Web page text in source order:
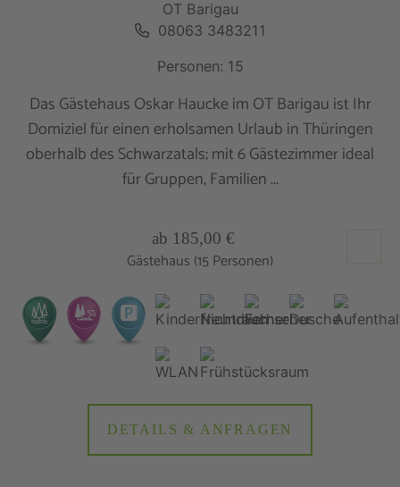
OT Barigau
08063 3483211
Personen: 15
Das Gästehaus Oskar Haucke im OT Barigau ist Ihr
Domiziel für einen erholsamen Urlaub in Thüringen
oberhalb des Schwarzatals; mit 6 Gästezimmer ideal
für Gruppen, Familien ...
ab 185,00 €
Gästehaus (15 Personen)
DETAILS & ANFRAGEN